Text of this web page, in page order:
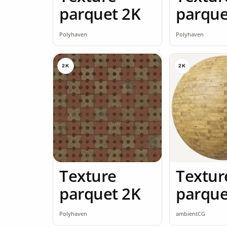
parquet 2K
Polyhaven Polyhaven
2K
Texture
parquet 2K
Polyhaven
2K
ambientCG